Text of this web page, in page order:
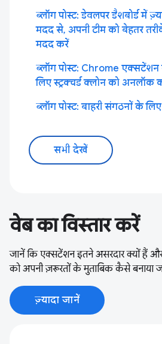
ब्लॉग पोस्ट: डेवलपर डैशबोर्ड में
मदद से, अपनी टीम को बेहतर
मदद करें
ब्लॉग पोस्ट: Chrome
लिए स्ट्रक्चर्ड क्लोन को अनलॉक
ब्लॉग पोस्ट: बाहरी संगठनों के
सभी देखें
वेब का विस्तार करें
जानें कि एक्सटेंशन इतने असरदार क्यों हैं
को अपनी ज़रूरतों के मुताबिक कैसे बनाया
ज़्यादा जानें